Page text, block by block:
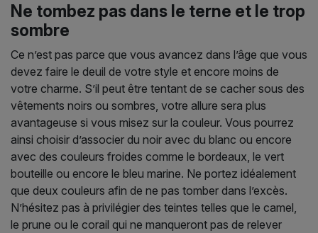
Ne tombez pas dans le terne et le trop
sombre
Ce n’est pas parce que vous avancez dans l’âge que vous
devez faire le deuil de votre style et encore moins de
votre charme. S’il peut être tentant de se cacher sous des
vêtements noirs ou sombres, votre allure sera plus
avantageuse si vous misez sur la couleur. Vous pourrez
ainsi choisir d’associer du noir avec du blanc ou encore
avec des couleurs froides comme le bordeaux, le vert
bouteille ou encore le bleu marine. Ne portez idéalement
que deux couleurs afin de ne pas tomber dans l’excès.
N’hésitez pas à privilégier des teintes telles que le camel,
le prune ou le corail qui ne manqueront pas de relever